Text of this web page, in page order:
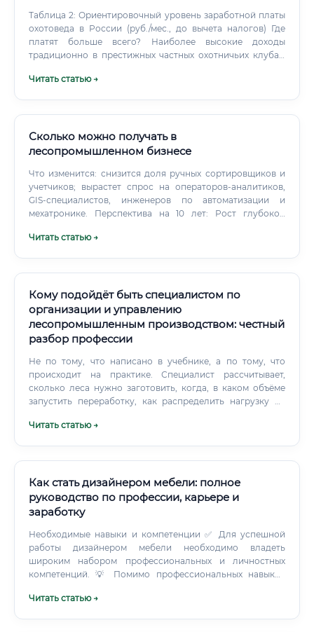
Таблица 2: Ориентировочный уровень заработной платы
охотоведа в России (руб./мес., до вычета налогов) Где
платят больше всего? Наиболее высокие доходы
традиционно в престижных частных охотничьих клубах,
ресурсодобывающих регионах (Сибирь, Дальний
Читать статью →
Сколько можно получать в
лесопромышленном бизнесе
Что изменится: снизится доля ручных сортировщиков и
учетчиков; вырастет спрос на операторов-аналитиков,
GIS-специалистов, инженеров по автоматизации и
мехатронике. Перспектива на 10 лет: Рост глубокой
Расширение спроса на древесные композиты (CLT, LVL) в
Читать статью →
Кому подойдёт быть специалистом по
организации и управлению
лесопромышленным производством: честный
разбор профессии
Не по тому, что написано в учебнике, а по тому, что
происходит на практике. Специалист рассчитывает,
сколько леса нужно заготовить, когда, в каком объёме
запустить переработку, как распределить нагрузку на
цехов или, наоборот, затоваривание склада.
Читать статью →
Как стать дизайнером мебели: полное
руководство по профессии, карьере и
заработку
Необходимые навыки и компетенции ✅ Для успешной
работы дизайнером мебели необходимо владеть
широким набором профессиональных и личностных
компетенций. 💡 Помимо профессиональных навыков
развитое пространственное мышление,
Читать статью →